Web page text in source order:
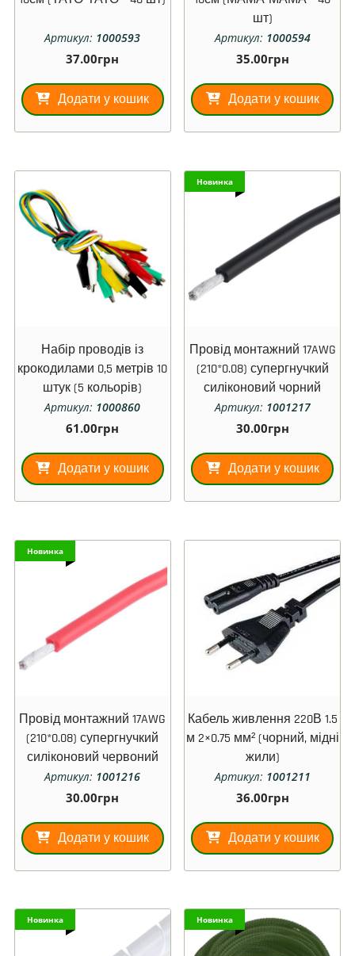
Артикул: 1000593
37.00грн
Додати у кошик
шт)
Артикул: 1000594
35.00грн
Додати у кошик
Набір проводів із
крокодилами 0,5 метрів 10
штук (5 кольорів)
Артикул: 1000860
61.00грн
Додати у кошик
Новинка
Провід монтажний 17AWG
(210*0.08) супергнучкий
силіконовий чорний
Артикул: 1001217
30.00грн
Додати у кошик
Новинка
Провід монтажний 17AWG
(210*0.08) супергнучкий
силіконовий червоний
Артикул: 1001216
30.00грн
Додати у кошик
Кабель живлення 220В 1.5
м 2×0.75 мм² (чорний, мідні
жили)
Артикул: 1001211
36.00грн
Додати у кошик
Новинка Новинка